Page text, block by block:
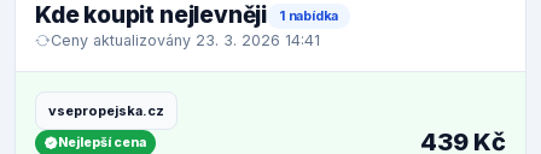
Kde koupit nejlevněji 1 nabídka
Ceny aktualizovány 23. 3. 2026 14:41
vsepropejska.cz
Nejlepší cena 439 Kč